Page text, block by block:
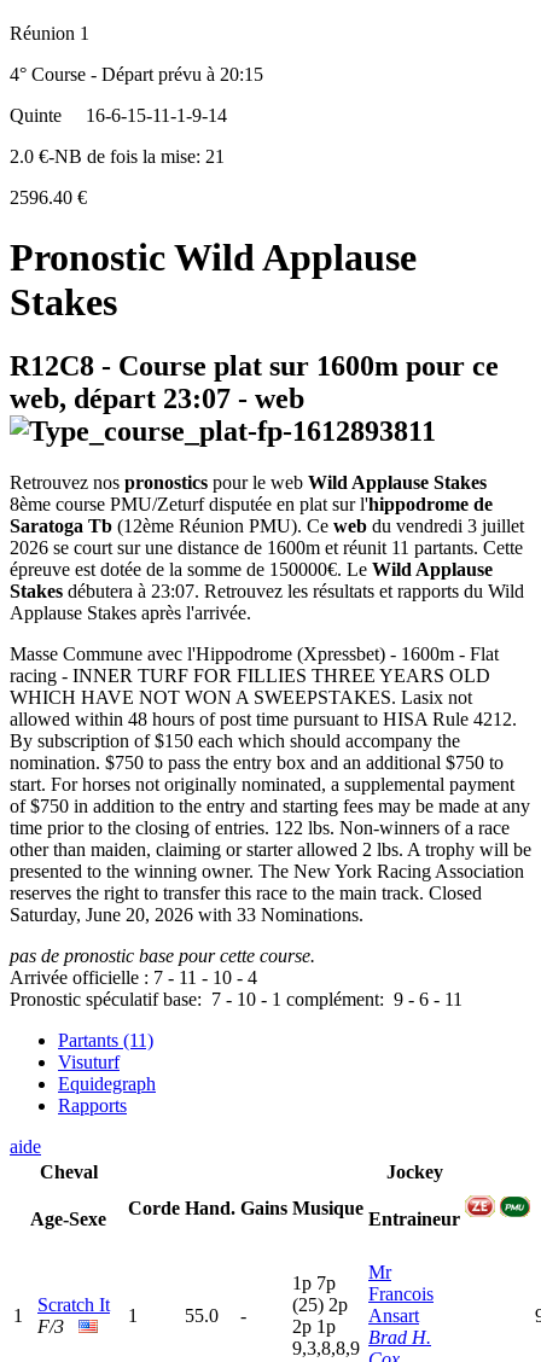
Réunion 1
4° Course - Départ prévu à 20:15
Quinte
16-6-15-11-1-9-14
2.0 €-NB de fois la mise: 21
2596.40 €
Pronostic Wild Applause
Stakes
R12C8 - Course plat sur 1600m pour ce
web, départ 23:07 - web
Retrouvez nos pronostics pour le web Wild Applause Stakes
8ème course PMU/Zeturf disputée en plat sur l'hippodrome de
Saratoga Tb (12ème Réunion PMU). Ce web du vendredi 3 juillet
2026 se court sur une distance de 1600m et réunit 11 partants. Cette
épreuve est dotée de la somme de 150000€. Le Wild Applause
Stakes débutera à 23:07. Retrouvez les résultats et rapports du Wild
Applause Stakes après l'arrivée.
Masse Commune avec l'Hippodrome (Xpressbet) - 1600m - Flat
racing - INNER TURF FOR FILLIES THREE YEARS OLD
WHICH HAVE NOT WON A SWEEPSTAKES. Lasix not
allowed within 48 hours of post time pursuant to HISA Rule 4212.
By subscription of $150 each which should accompany the
nomination. $750 to pass the entry box and an additional $750 to
start. For horses not originally nominated, a supplemental payment
of $750 in addition to the entry and starting fees may be made at any
time prior to the closing of entries. 122 lbs. Non-winners of a race
other than maiden, claiming or starter allowed 2 lbs. A trophy will be
presented to the winning owner. The New York Racing Association
reserves the right to transfer this race to the main track. Closed
Saturday, June 20, 2026 with 33 Nominations.
pas de pronostic base pour cette course.
Arrivée officielle : 7 - 11 - 10 - 4
Pronostic spéculatif base: 7 - 10 - 1 complément: 9 - 6 - 11
Partants (11)
Visuturf
Equidegraph
Rapports
aide
Cheval
Age-Sexe
Corde Hand. Gains Musique
Jockey
Entraineur
1
Scratch It
F/3
1 55.0 -
1p 7p
(25) 2p
2p 1p
9,3,8,8,9
Mr
Francois
Ansart
Brad H.